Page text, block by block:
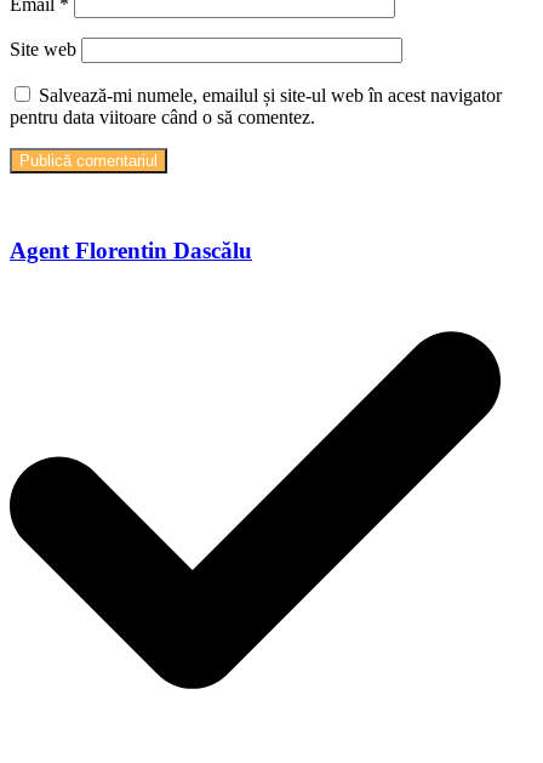
Email *
Site web
Salvează-mi numele, emailul și site-ul web în acest navigator
pentru data viitoare când o să comentez.
Agent Florentin Dascălu